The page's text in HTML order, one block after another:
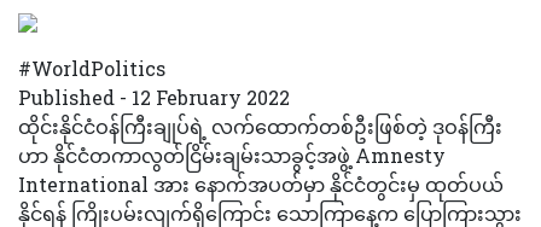
#WorldPolitics
Published - 12 February 2022
ထိုင်းနိုင်ငံဝန်ကြီးချုပ်ရဲ့ လက်ထောက်တစ်ဦးဖြစ်တဲ့ ဒုဝန်ကြီး
ဟာ နိုင်ငံတကာလွတ်ငြိမ်းချမ်းသာခွင့်အဖွဲ့ Amnesty
International အား နောက်အပတ်မှာ နိုင်ငံတွင်းမှ ထုတ်ပယ်
နိုင်ရန် ကြိုးပမ်းလျက်ရှိကြောင်း သောကြာနေ့က ပြောကြားသွား